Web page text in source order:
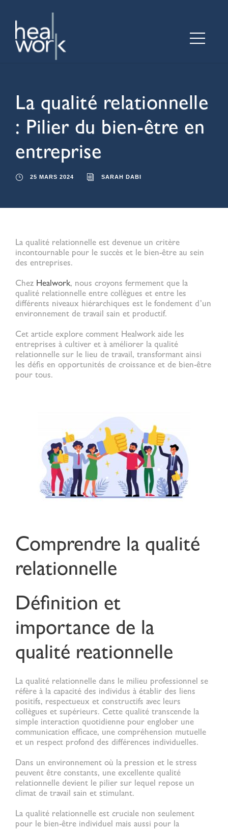
La qualité relationnelle
: Pilier du bien-être en
entreprise
25 MARS 2024 SARAH DABI
La qualité relationnelle est devenue un critère
incontournable pour le succès et le bien-être au sein
des entreprises.
Chez Healwork, nous croyons fermement que la
qualité relationnelle entre collègues et entre les
différents niveaux hiérarchiques est le fondement d’un
environnement de travail sain et productif.
Cet article explore comment Healwork aide les
entreprises à cultiver et à améliorer la qualité
relationnelle sur le lieu de travail, transformant ainsi
les défis en opportunités de croissance et de bien-être
pour tous.
Comprendre la qualité
relationnelle
Définition et
importance de la
qualité reationnelle
La qualité relationnelle dans le milieu professionnel se
réfère à la capacité des individus à établir des liens
positifs, respectueux et constructifs avec leurs
collègues et supérieurs. Cette qualité transcende la
simple interaction quotidienne pour englober une
communication efficace, une compréhension mutuelle
et un respect profond des différences individuelles.
Dans un environnement où la pression et le stress
peuvent être constants, une excellente qualité
relationnelle devient le pilier sur lequel repose un
climat de travail sain et stimulant.
La qualité relationnelle est cruciale non seulement
pour le bien-être individuel mais aussi pour la